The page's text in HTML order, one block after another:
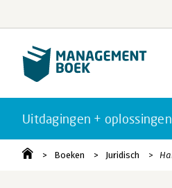
Uitdagingen + oplossingen
Boeken Juridisch